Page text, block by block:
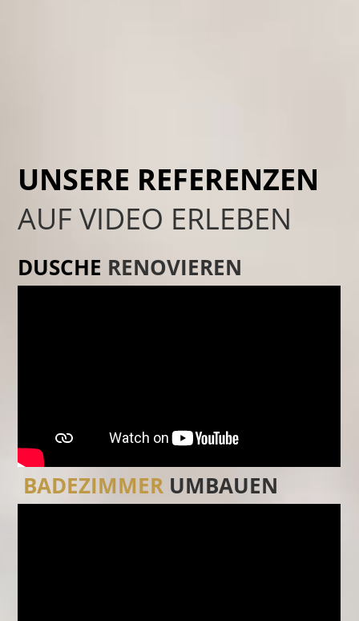
UNSERE REFERENZEN
AUF VIDEO ERLEBEN
DUSCHE RENOVIEREN
BADEZIMMER UMBAUEN